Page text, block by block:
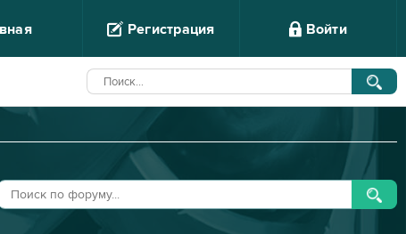
Регистрация Войти